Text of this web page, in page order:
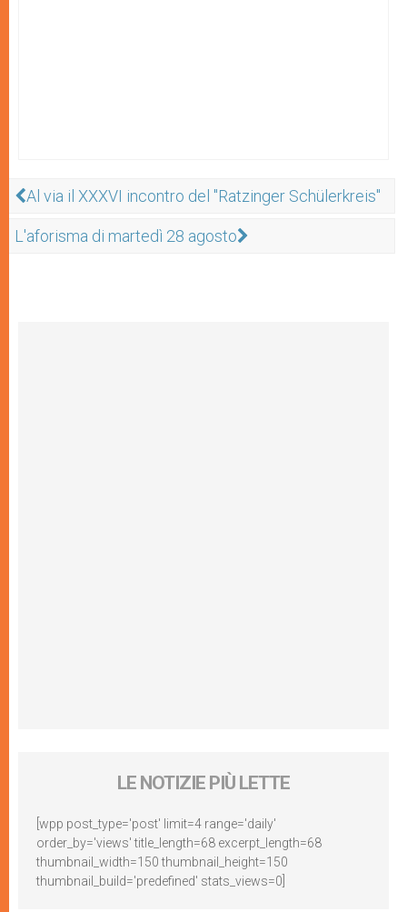
Al via il XXXVI incontro del "Ratzinger Schülerkreis"
L'aforisma di martedì 28 agosto
LE NOTIZIE PIÙ LETTE
[wpp post_type='post' limit=4 range='daily'
order_by='views' title_length=68 excerpt_length=68
thumbnail_width=150 thumbnail_height=150
thumbnail_build='predefined' stats_views=0]